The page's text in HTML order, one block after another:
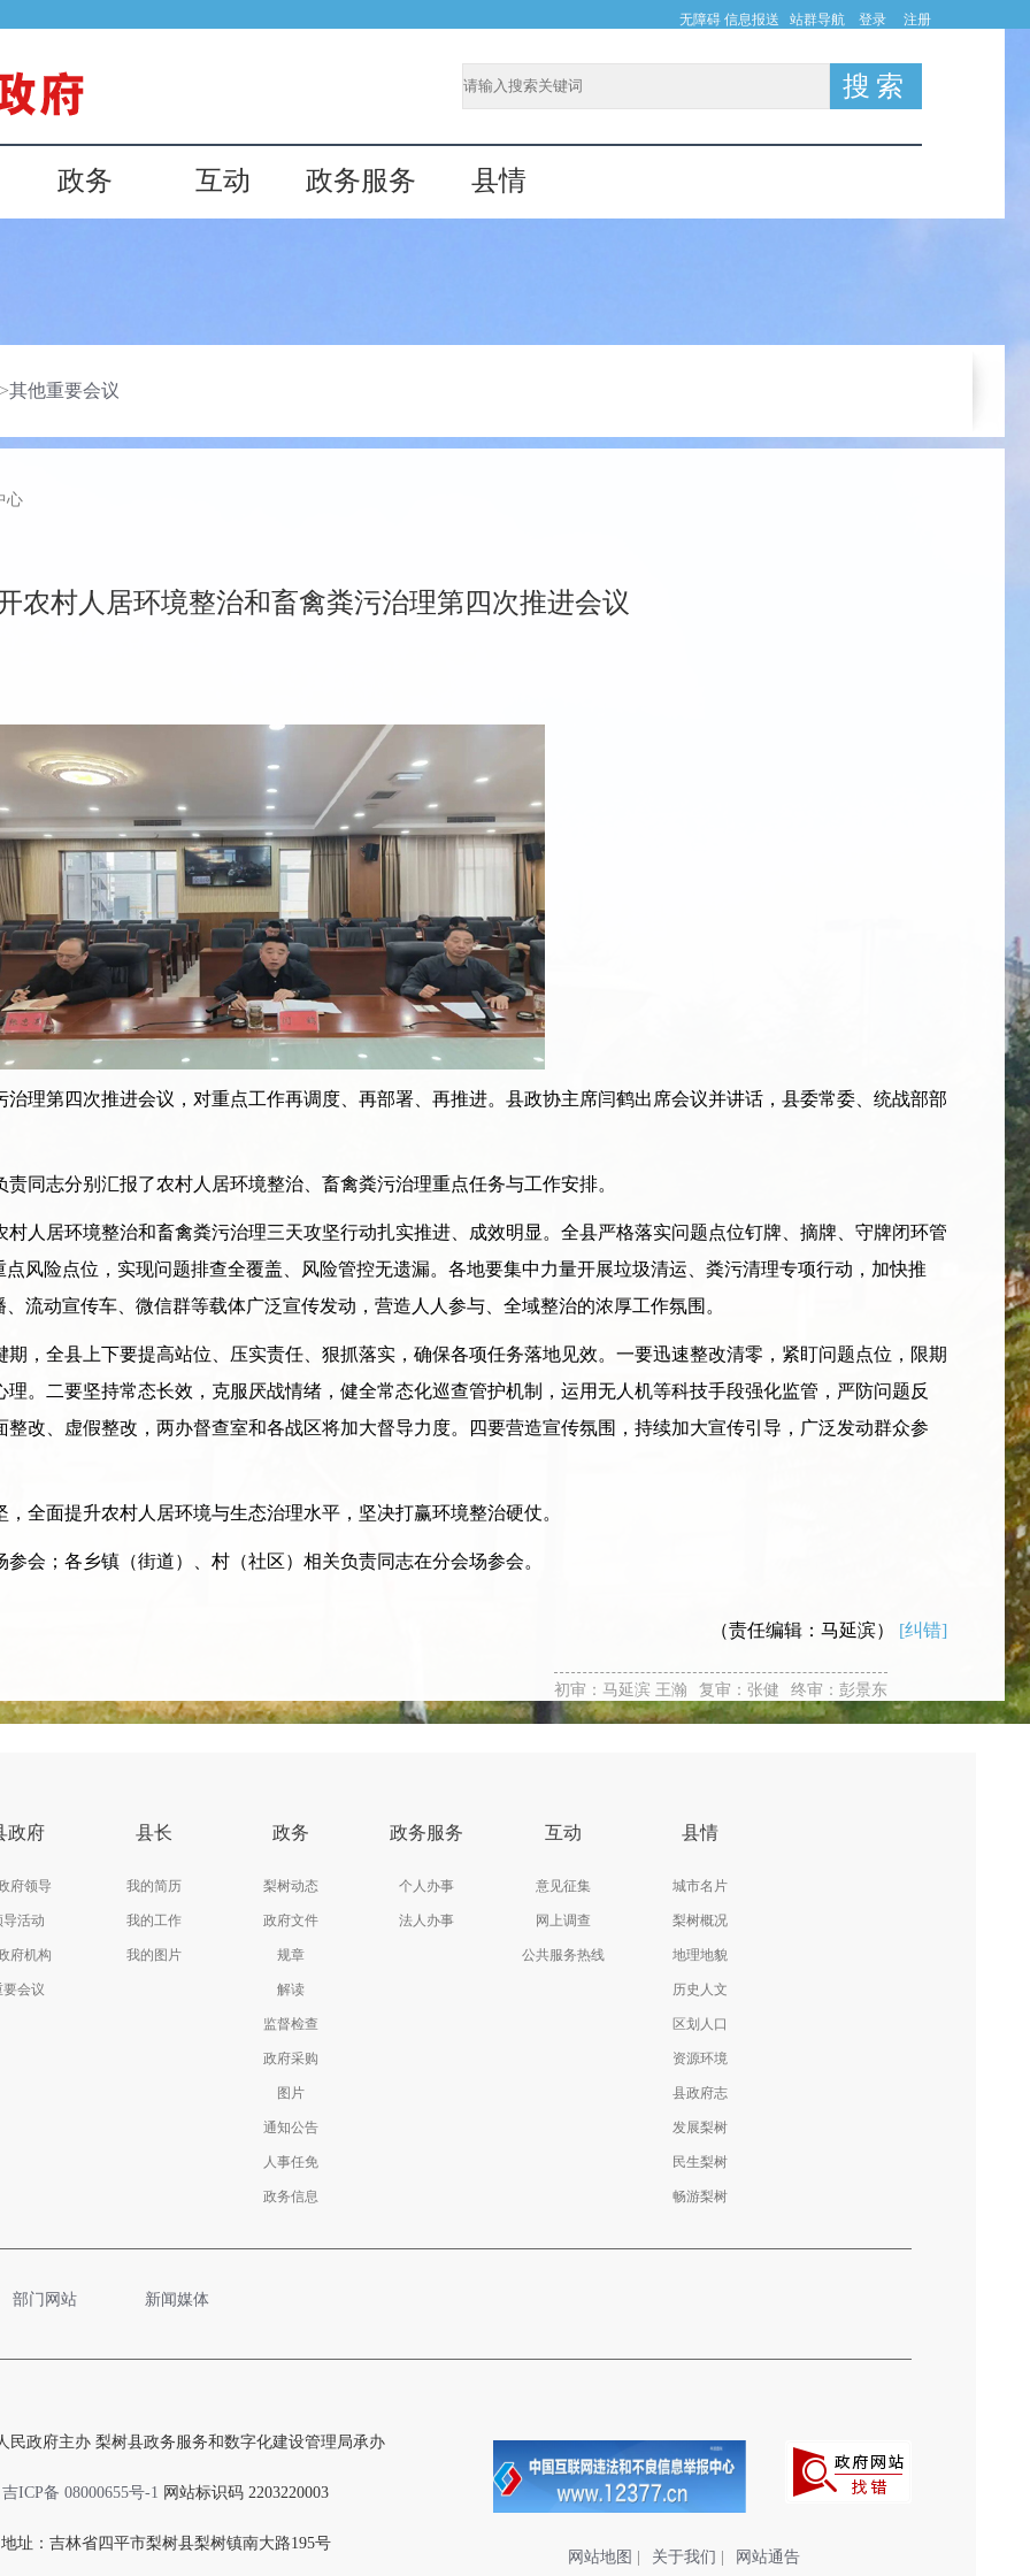
无障碍 信息报送 站群导航 登录 注册
政务 互动 政务服务 县情
>其他重要会议
心
农村人居环境整治和畜禽粪污治理第四次推进会议
第四次推进会议，对重点工作再调度、再部署、再推进。县政协主席闫鹤出席会议并讲话，县委常委、统战部部
志分别汇报了农村人居环境整治、畜禽粪污治理重点任务与工作安排。
居环境整治和畜禽粪污治理三天攻坚行动扎实推进、成效明显。全县严格落实问题点位钉牌、摘牌、守牌闭环管
风险点位，实现问题排查全覆盖、风险管控无遗漏。各地要集中力量开展垃圾清运、粪污清理专项行动，加快推
流动宣传车、微信群等载体广泛宣传发动，营造人人参与、全域整治的浓厚工作氛围。
全县上下要提高站位、压实责任、狠抓落实，确保各项任务落地见效。一要迅速整改清零，紧盯问题点位，限期
。二要坚持常态长效，克服厌战情绪，健全常态化巡查管护机制，运用无人机等科技手段强化监管，严防问题反
改、虚假整改，两办督查室和各战区将加大督导力度。四要营造宣传氛围，持续加大宣传引导，广泛发动群众参
面提升农村人居环境与生态治理水平，坚决打赢环境整治硬仗。
；各乡镇（街道）、村（社区）相关负责同志在分会场参会。
（责任编辑：马延滨） [纠错]
初审：马延滨 王瀚 复审：张健 终审：彭景东
政府
府领导
导活动
府机构
要会议
县长
我的简历
我的工作
我的图片
政务
梨树动态
政府文件
规章
解读
监督检查
政府采购
图片
通知公告
人事任免
政务信息
政务服务
个人办事
法人办事
互动
意见征集
网上调查
公共服务热线
县情
城市名片
梨树概况
地理地貌
历史人文
区划人口
资源环境
县政府志
发展梨树
民生梨树
畅游梨树
部门网站 新闻媒体
民政府主办 梨树县政务服务和数字化建设管理局承办
吉ICP备 08000655号-1 网站标识码 2203220003
地址：吉林省四平市梨树县梨树镇南大路195号
网站地图
关于我们 网站通告